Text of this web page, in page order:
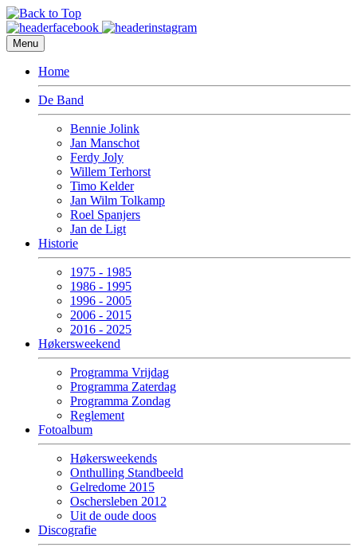
Menu
Home
De Band
Bennie Jolink
Jan Manschot
Ferdy Joly
Willem Terhorst
Timo Kelder
Jan Wilm Tolkamp
Roel Spanjers
Jan de Ligt
Historie
1975 - 1985
1986 - 1995
1996 - 2005
2006 - 2015
2016 - 2025
Høkersweekend
Programma Vrijdag
Programma Zaterdag
Programma Zondag
Reglement
Fotoalbum
Høkersweekends
Onthulling Standbeeld
Gelredome 2015
Oschersleben 2012
Uit de oude doos
Discografie